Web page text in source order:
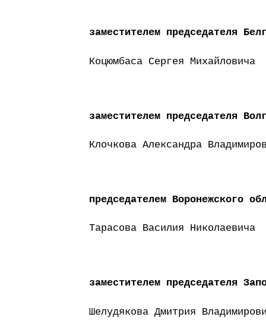
заместителем председателя
Коцюмбаса Сергея Михайловича
заместителем председателя
Клочкова Александра
председателем Воронежского
Тарасова Василия Николаевича
заместителем председателя
Шелудякова Дмитрия